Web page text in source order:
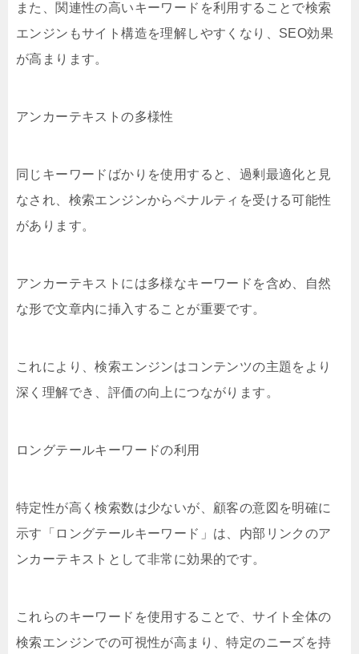
また、関連性の高いキーワードを利用することで検索
エンジンもサイト構造を理解しやすくなり、SEO効果
が高まります。
アンカーテキストの多様性
同じキーワードばかりを使用すると、過剰最適化と見
なされ、検索エンジンからペナルティを受ける可能性
があります。
アンカーテキストには多様なキーワードを含め、自然
な形で文章内に挿入することが重要です。
これにより、検索エンジンはコンテンツの主題をより
深く理解でき、評価の向上につながります。
ロングテールキーワードの利用
特定性が高く検索数は少ないが、顧客の意図を明確に
示す「ロングテールキーワード」は、内部リンクのア
ンカーテキストとして非常に効果的です。
これらのキーワードを使用することで、サイト全体の
検索エンジンでの可視性が高まり、特定のニーズを持